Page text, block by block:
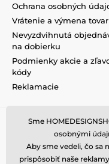
Ochrana osobných
Vrátenie a výmena
Nevyzdvihnutá
na dobierku
Podmienky akcie a
kódy
Reklamacie
Sme
osobnými
Aby sme vedeli, čo sa
prispôsobiť naše